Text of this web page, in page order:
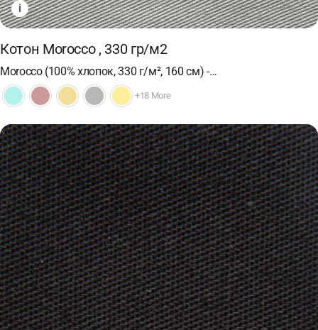
i
Котон Morocco , 330 гр/м2
Morocco (100% хлопок, 330 г/м², 160 см) -…
+18 More